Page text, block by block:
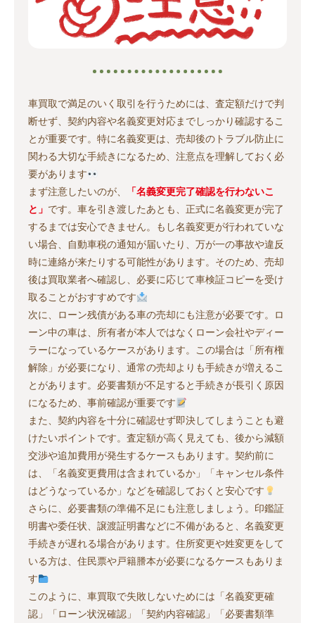
車買取で満足のいく取引を行うためには、査定額だけで判
断せず、契約内容や名義変更対応までしっかり確認するこ
とが重要です。特に名義変更は、売却後のトラブル防止に
関わる大切な手続きになるため、注意点を理解しておく必
要があります
まず注意したいのが、
「名義変更完了確認を行わないこ
と」 です。車を引き渡したあとも、正式に名義変更が完了
するまでは安心できません。もし名義変更が行われていな
い場合、自動車税の通知が届いたり、万が一の事故や違反
時に連絡が来たりする可能性があります。そのため、売却
後は買取業者へ確認し、必要に応じて車検証コピーを受け
取ることがおすすめです
次に、ローン残債がある車の売却にも注意が必要です。ロ
ーン中の車は、所有者が本人ではなくローン会社やディー
ラーになっているケースがあります。この場合は「所有権
解除」が必要になり、通常の売却よりも手続きが増えるこ
とがあります。必要書類が不足すると手続きが長引く原因
になるため、事前確認が重要です
また、契約内容を十分に確認せず即決してしまうことも避
けたいポイントです。査定額が高く見えても、後から減額
交渉や追加費用が発生するケースもあります。契約前に
は、「名義変更費用は含まれているか」「キャンセル条件
はどうなっているか」などを確認しておくと安心です
さらに、必要書類の準備不足にも注意しましょう。印鑑証
明書や委任状、譲渡証明書などに不備があると、名義変更
手続きが遅れる場合があります。住所変更や姓変更をして
いる方は、住民票や戸籍謄本が必要になるケースもありま
す
このように、車買取で失敗しないためには「名義変更確
認」「ローン状況確認」「契約内容確認」「必要書類準